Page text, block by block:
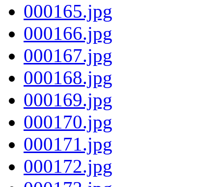
000165.jpg
000166.jpg
000167.jpg
000168.jpg
000169.jpg
000170.jpg
000171.jpg
000172.jpg